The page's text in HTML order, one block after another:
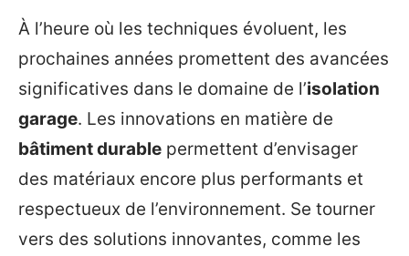
À l’heure où les techniques évoluent, les
prochaines années promettent des avancées
significatives dans le domaine de l’isolation
garage. Les innovations en matière de
bâtiment durable permettent d’envisager
des matériaux encore plus performants et
respectueux de l’environnement. Se tourner
vers des solutions innovantes, comme les